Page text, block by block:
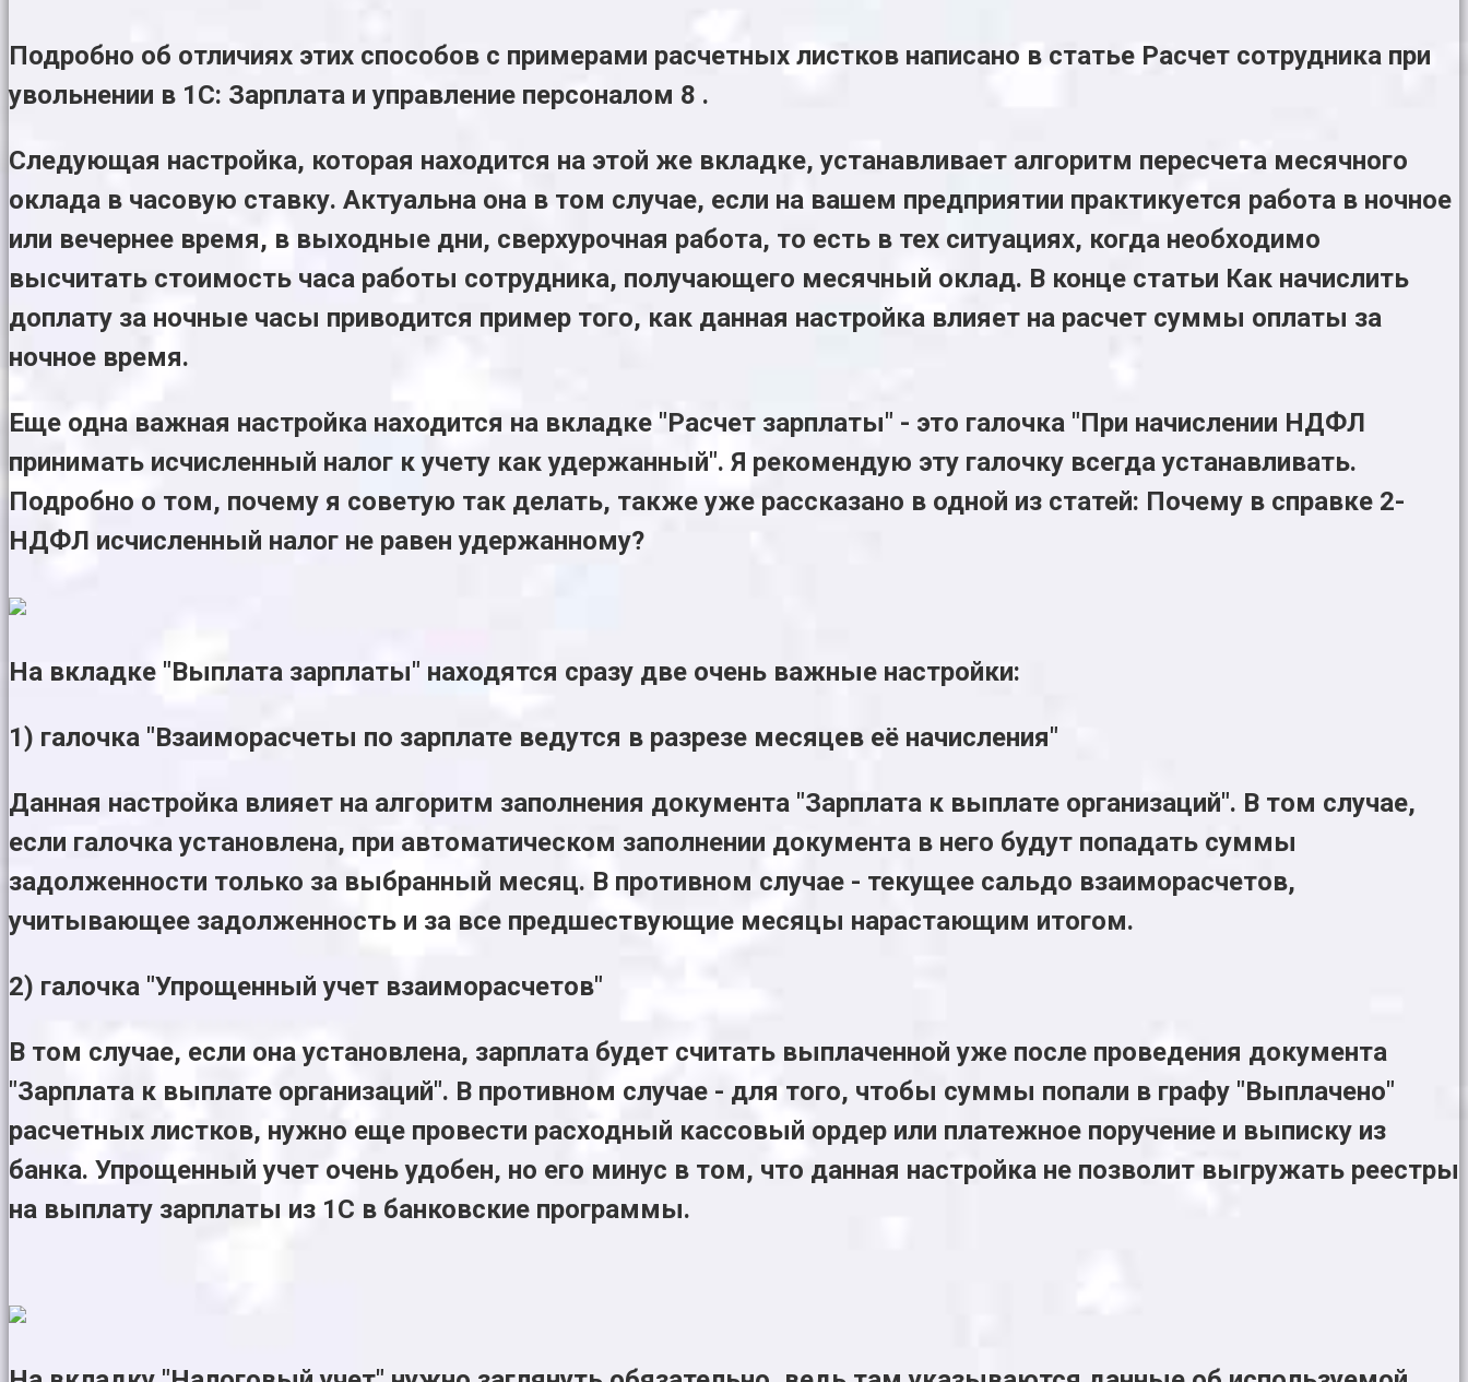
Подробно об отличиях этих способов с примерами расчетных листков написано в статье Расчет сотрудника при
увольнении в 1С: Зарплата и управление персоналом 8 .
Следующая настройка, которая находится на этой же вкладке, устанавливает алгоритм пересчета месячного
оклада в часовую ставку. Актуальна она в том случае, если на вашем предприятии практикуется работа в ночное
или вечернее время, в выходные дни, сверхурочная работа, то есть в тех ситуациях, когда необходимо
высчитать стоимость часа работы сотрудника, получающего месячный оклад. В конце статьи Как начислить
доплату за ночные часы приводится пример того, как данная настройка влияет на расчет суммы оплаты за
ночное время.
Еще одна важная настройка находится на вкладке "Расчет зарплаты" - это галочка "При начислении НДФЛ
принимать исчисленный налог к учету как удержанный". Я рекомендую эту галочку всегда устанавливать.
Подробно о том, почему я советую так делать, также уже рассказано в одной из статей: Почему в справке 2-
НДФЛ исчисленный налог не равен удержанному?
На вкладке "Выплата зарплаты" находятся сразу две очень важные настройки:
1) галочка "Взаиморасчеты по зарплате ведутся в разрезе месяцев её начисления"
Данная настройка влияет на алгоритм заполнения документа "Зарплата к выплате организаций". В том случае,
если галочка установлена, при автоматическом заполнении документа в него будут попадать суммы
задолженности только за выбранный месяц. В противном случае - текущее сальдо взаиморасчетов,
учитывающее задолженность и за все предшествующие месяцы нарастающим итогом.
2) галочка "Упрощенный учет взаиморасчетов"
В том случае, если она установлена, зарплата будет считать выплаченной уже после проведения документа
"Зарплата к выплате организаций". В противном случае - для того, чтобы суммы попали в графу "Выплачено"
расчетных листков, нужно еще провести расходный кассовый ордер или платежное поручение и выписку из
банка. Упрощенный учет очень удобен, но его минус в том, что данная настройка не позволит выгружать реестры
на выплату зарплаты из 1С в банковские программы.